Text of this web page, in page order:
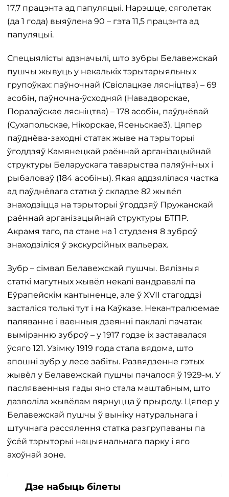
17,7 працэнта ад папуляцыі. Нарэшце, сяголетак
(да 1 года) выяўлена 90 – гэта 11,5 працэнта ад
папуляцыі.
Спецыялісты адзначылі, што зубры Белавежскай
пушчы жывуць у некалькіх тэрытарыяльных
групоўках: паўночнай (Свіслацкае лясніцтва) – 69
асобін, паўночна-ўсходняй (Навадворскае,
Поразаўскае лясніцтва) – 178 асобін, паўднёвай
(Сухапольскае, Нікорскае, Ясеньскае3). Цяпер
паўднёва-заходні статак жыве на тэрыторыі
ўгоддзяў Камянецкай раённай арганізацыйнай
структуры Беларускага таварыства паляўнічых і
рыбаловаў (184 асобіны). Якая аддзялілася частка
ад паўднёвага статка ў складзе 82 жывёл
знаходзіцца на тэрыторыі ўгоддзяў Пружанскай
раённай арганізацыйнай структуры БТПР.
Акрамя таго, па стане на 1 студзеня 8 зуброў
знаходзіліся ў экскурсійных вальерах.
Зубр – сімвал Белавежскай пушчы. Вялізныя
статкі магутных жывёл некалі вандравалі па
Еўрапейскім кантыненце, але ў XVII стагоддзі
засталіся толькі тут і на Каўказе. Некантралюемае
паляванне і ваенныя дзеянні паклалі пачатак
выміранню зуброў – у 1917 годзе іх заставалася
ўсяго 121. Узімку 1919 года стала вядома, што
апошні зубр у лесе забіты. Развядзенне гэтых
жывёл у Белавежскай пушчы пачалося ў 1929-м. У
пасляваенныя гады яно стала маштабным, што
дазволіла жывёлам вярнуцца ў прыроду. Цяпер у
Белавежскай пушчы ў выніку натуральнага і
штучнага рассялення статка разгрупаваны па
ўсёй тэрыторыі нацыянальнага парку і яго
ахоўнай зоне.
Дзе набыць білеты